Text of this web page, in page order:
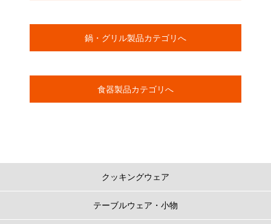
鍋・グリル製品カテゴリへ
食器製品カテゴリへ
クッキングウェア
テーブルウェア・小物